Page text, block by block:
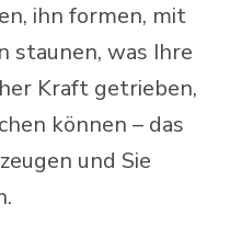
ihn formen, mit
staunen, was Ihre
Kraft getrieben,
können – das
und Sie